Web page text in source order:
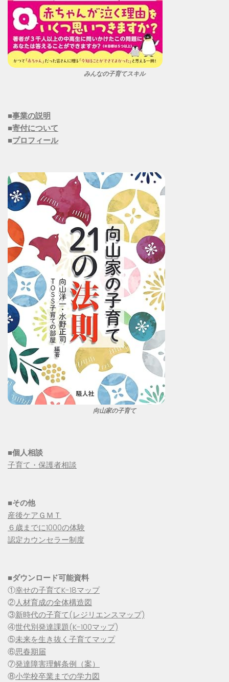
みんなの子育てスキル
■事業の説明
■寄付について
■プロフィール
向山家の子育て
■個人相談
子育て・保護者相談
■その他
産後ケアＧＭＴ
６歳までに1000の体験
認定カウンセラー制度
■ダウンロード可能資料
①幸せの子育てK-18マップ
②人材育成の全体構造図
③新時代の子育て(レジリエンスマップ)
④世代別発達課題(K-100マップ)
⑤未来を生き抜く子育てマップ
⑥思春期届
⑦発達障害理解条例（案）
⑧小学校卒業までの学力図